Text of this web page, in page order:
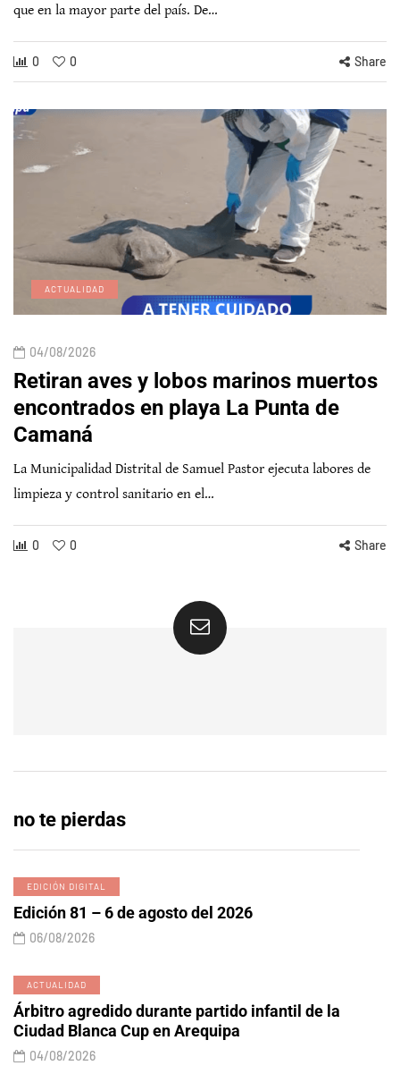
que en la mayor parte del país. De…
0 0 Share
ACTUALIDAD
04/08/2026
Retiran aves y lobos marinos muertos
encontrados en playa La Punta de
Camaná
La Municipalidad Distrital de Samuel Pastor ejecuta labores de
limpieza y control sanitario en el…
0 0 Share
no te pierdas
EDICIÓN DIGITAL
Edición 81 – 6 de agosto del 2026
06/08/2026
ACTUALIDAD
Árbitro agredido durante partido infantil de la
Ciudad Blanca Cup en Arequipa
04/08/2026